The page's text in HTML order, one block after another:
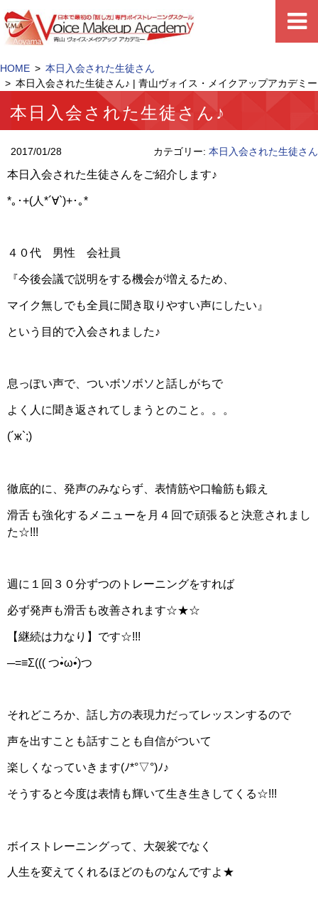
HOME
本日入会された生徒さん
本日入会された生徒さん♪ | 青山ヴォイス・メイクアップアカデミー
本日入会された生徒さん♪
2017/01/28 カテゴリー: 本日入会された生徒さん
本日入会された生徒さんをご紹介します♪
*｡･+(人*´∀`)+･｡*
４０代 男性 会社員
『今後会議で説明をする機会が増えるため、
マイク無しでも全員に聞き取りやすい声にしたい』
という目的で入会されました♪
息っぽい声で、ついボソボソと話しがちで
よく人に聞き返されてしまうとのこと。。。
(´ж`;)
徹底的に、発声のみならず、表情筋や口輪筋も鍛え
滑舌も強化するメニューを月４回で頑張ると決意されまし
た☆!!!
週に１回３０分ずつのトレーニングをすれば
必ず発声も滑舌も改善されます☆★☆
【継続は力なり】です☆!!!
─=≡Σ((( つ•̀ω•́)つ
それどころか、話し方の表現力だってレッスンするので
声を出すことも話すことも自信がついて
楽しくなっていきます(ﾉ*°▽°)ﾉ♪
そうすると今度は表情も輝いて生き生きしてくる☆!!!
ボイストレーニングって、大袈裟でなく
人生を変えてくれるほどのものなんですよ★